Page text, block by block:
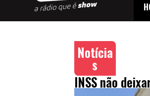
Notícia
s
INSS não